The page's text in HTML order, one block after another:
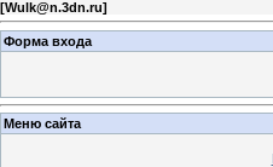
[Wulk@n.3dn.ru]
Форма входа
Меню сайта